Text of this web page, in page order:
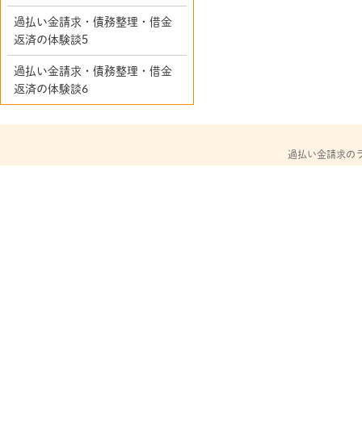
過払い金請求・債務整理・借金
返済の体験談5
過払い金請求・債務整理・借金
返済の体験談6
© 過払い金請求の